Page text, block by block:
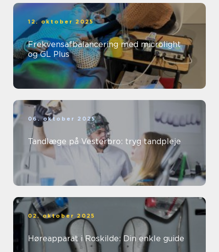
12. oktober 2025
Frekvensafbalancering med microlight
og GL Plus
06. oktober 2025
Tandlæge på Vesterbro: tryg tandpleje
02. oktober 2025
Høreapparat i Roskilde: Din enkle guide